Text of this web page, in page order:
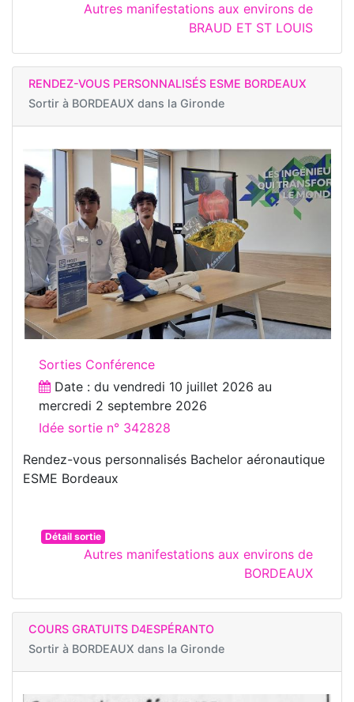
Autres manifestations aux environs de
BRAUD ET ST LOUIS
RENDEZ-VOUS PERSONNALISÉS ESME BORDEAUX
Sortir à BORDEAUX dans la Gironde
Sorties Conférence
Date : du vendredi 10 juillet 2026 au
mercredi 2 septembre 2026
Idée sortie n° 342828
Rendez-vous personnalisés Bachelor aéronautique
ESME Bordeaux
Détail sortie
Autres manifestations aux environs de
BORDEAUX
COURS GRATUITS D4ESPÉRANTO
Sortir à BORDEAUX dans la Gironde